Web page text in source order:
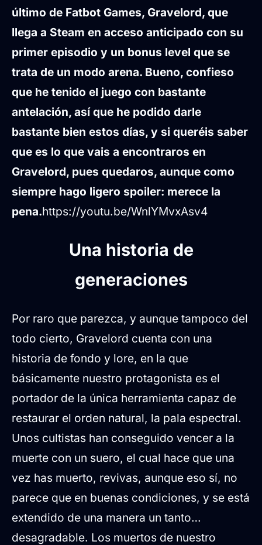
último de Fatbot Games, Gravelord, que
llega a Steam en acceso anticipado con su
primer episodio y un bonus level que se
trata de un modo arena. Bueno, confieso
que he tenido el juego con bastante
antelación, así que he podido darle
bastante bien estos días, y si queréis saber
que es lo que vais a encontraros en
Gravelord, pues quedaros, aunque como
siempre hago ligero spoiler: merece la
pena.https://youtu.be/WnlYMvxAsv4
Una historia de
generaciones
Por raro que parezca, y aunque tampoco del
todo cierto, Gravelord cuenta con una
historia de fondo y lore, en la que
básicamente nuestro protagonista es el
portador de la única herramienta capaz de
restaurar el orden natural, la pala espectral.
Unos cultistas han conseguido vencer a la
muerte con un suero, el cual hace que una
vez has muerto, revivas, aunque eso sí, no
parece que en buenas condiciones, y se está
extendido de una manera un tanto…
desagradable. Los muertos de nuestro